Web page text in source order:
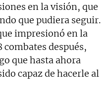
en la visión, que
que pudiera seguir.
impresionó en la
combates después,
que hasta ahora
capaz de hacerle al